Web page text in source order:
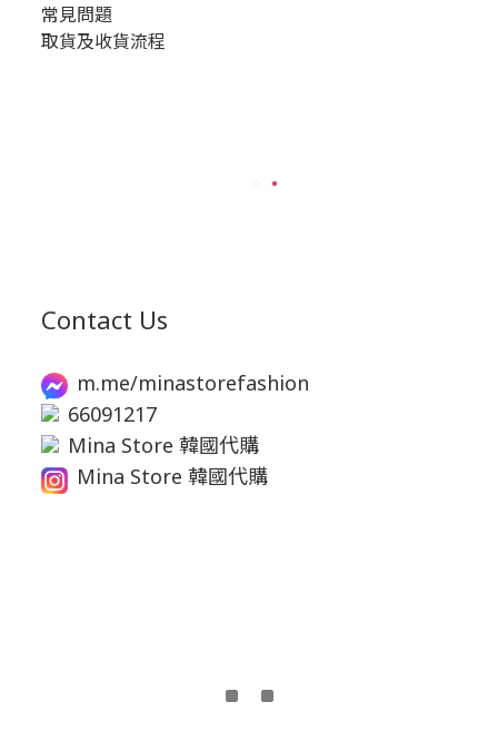
常見問題
取貨及收貨流程
Contact Us
m.me/minastorefashion
66091217
Mina Store 韓國代購
Mina Store 韓國代購